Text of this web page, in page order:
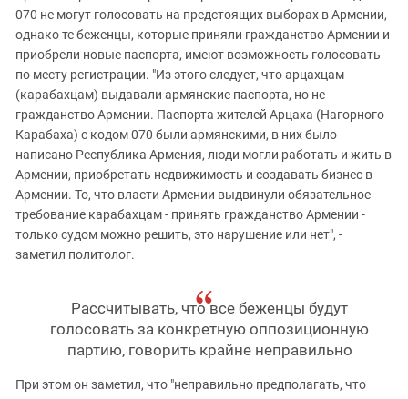
070 не могут голосовать на предстоящих выборах в Армении,
однако те беженцы, которые приняли гражданство Армении и
приобрели новые паспорта, имеют возможность голосовать
по месту регистрации. "Из этого следует, что арцахцам
(карабахцам) выдавали армянские паспорта, но не
гражданство Армении. Паспорта жителей Арцаха (Нагорного
Карабаха) с кодом 070 были армянскими, в них было
написано Республика Армения, люди могли работать и жить в
Армении, приобретать недвижимость и создавать бизнес в
Армении. То, что власти Армении выдвинули обязательное
требование карабахцам - принять гражданство Армении -
только судом можно решить, это нарушение или нет", -
заметил политолог.
Рассчитывать, что все беженцы будут
голосовать за конкретную оппозиционную
партию, говорить крайне неправильно
При этом он заметил, что "неправильно предполагать, что